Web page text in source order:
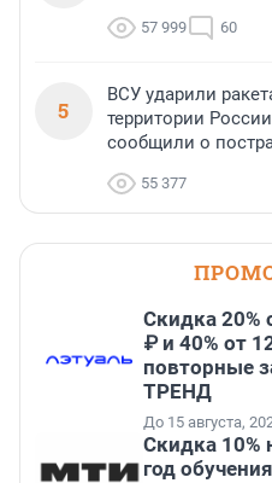
57 999 60
5
ВСУ ударили
территории
сообщили о
55 377
Скидка 20%
₽ и 40% от
повторные
ТРЕНД
До 15 августа,
Скидка 10%
год обучения